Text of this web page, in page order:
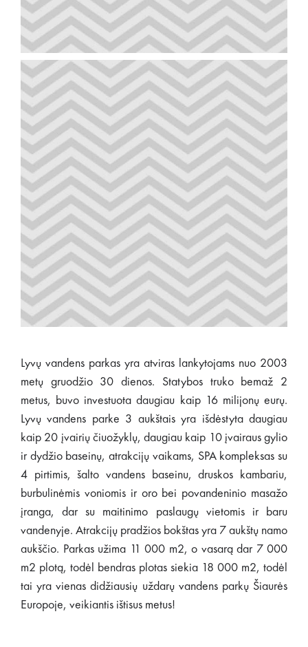
Lyvų vandens parkas yra atviras lankytojams nuo 2003
metų gruodžio 30 dienos. Statybos truko bemaž 2
metus, buvo investuota daugiau kaip 16 milijonų eurų.
Lyvų vandens parke 3 aukštais yra išdėstyta daugiau
kaip 20 įvairių čiuožyklų, daugiau kaip 10 įvairaus gylio
ir dydžio baseinų, atrakcijų vaikams, SPA kompleksas su
4 pirtimis, šalto vandens baseinu, druskos kambariu,
burbulinėmis voniomis ir oro bei povandeninio masažo
įranga, dar su maitinimo paslaugų vietomis ir baru
vandenyje. Atrakcijų pradžios bokštas yra 7 aukštų namo
aukščio. Parkas užima 11 000 m2, o vasarą dar 7 000
m2 plotą, todėl bendras plotas siekia 18 000 m2, todėl
tai yra vienas didžiausių uždarų vandens parkų Šiaurės
Europoje, veikiantis ištisus metus!